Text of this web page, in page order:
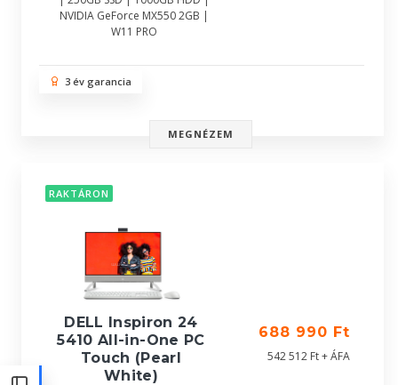
NVIDIA GeForce MX550 2GB |
W11 PRO
3 év garancia
MEGNÉZEM
RAKTÁRON
DELL Inspiron 24
5410 All-in-One PC
Touch (Pearl
White)
688 990 Ft
542 512 Ft + ÁFA